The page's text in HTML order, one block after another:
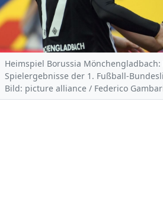
Heimspiel Borussia
Spielergebnisse der 1. Fußball-
Bild: picture alliance / Federico